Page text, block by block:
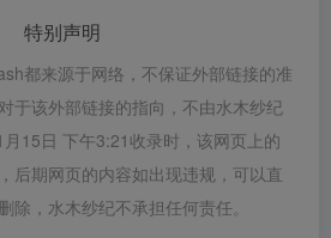
特别声明
都来源于网络，不保证外部链接的准
于该外部链接的指向，不由水木纱纪
15日 下午3:21收录时，该网页上的
后期网页的内容如出现违规，可以直
除，水木纱纪不承担任何责任。